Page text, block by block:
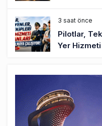
3 saat önce
Pilotlar,
Yer Hizmeti
8 saat önce